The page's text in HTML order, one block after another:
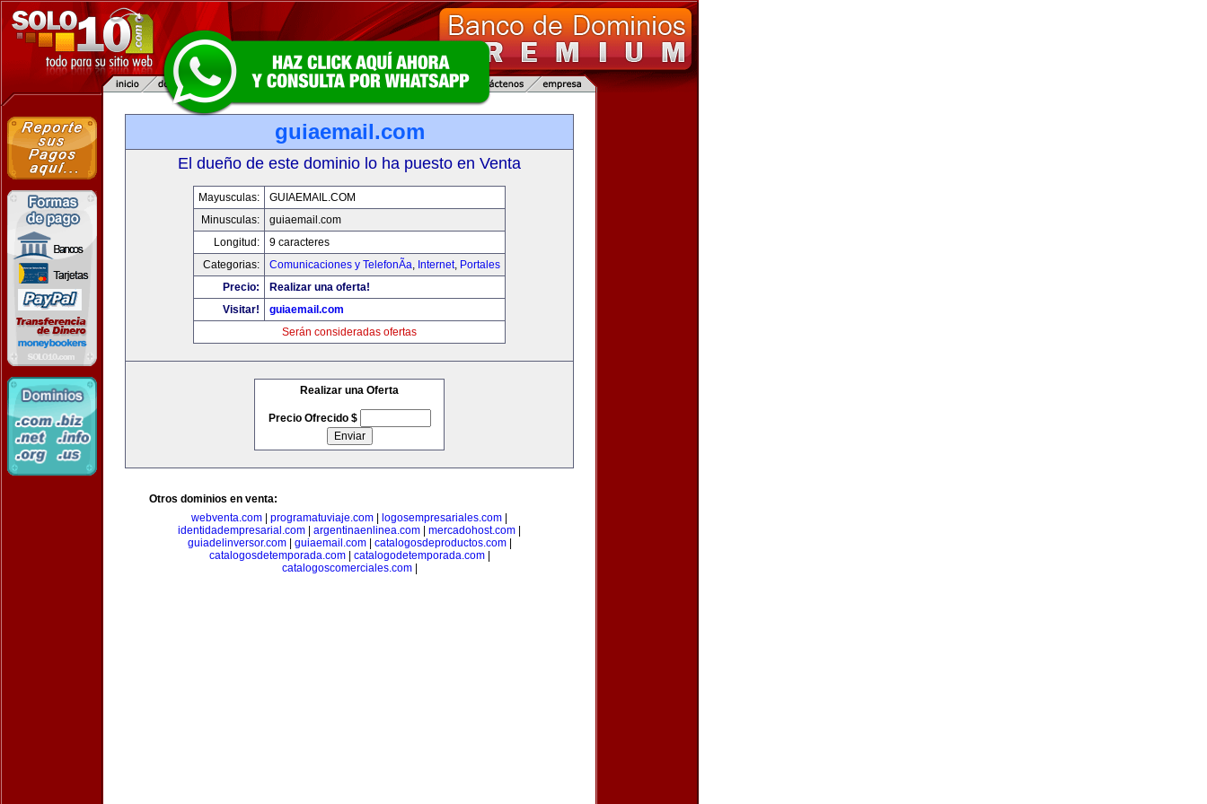
guiaemail.com
El dueño de este dominio lo ha puesto en Venta
Mayusculas:
GUIAEMAIL.COM
Minusculas:
guiaemail.com
Longitud:
9 caracteres
Categorias:
Comunicaciones y TelefonÃ­a, Internet, Portales
Precio:
Realizar una oferta!
Visitar!
guiaemail.com
Serán consideradas ofertas
Realizar una Oferta
Precio Ofrecido $
Otros dominios en venta:
webventa.com
programatuviaje.com logosempresariales.com
identidadempresarial.com
argentinaenlinea.com mercadohost.com
guiadelinversor.com| guiaemail.com| catalogosdeproductos.com|
catalogosdetemporada.com| catalogodetemporada.com|
catalogoscomerciales.com|